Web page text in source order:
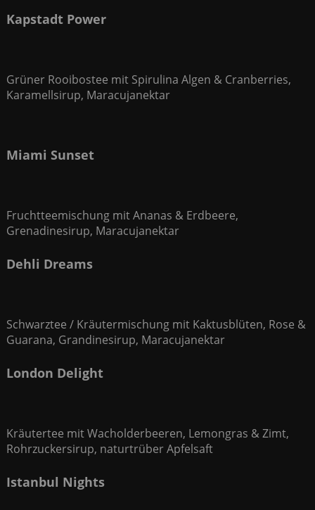
Kapstadt Power
Grüner Rooibostee mit Spirulina Algen & Cranberries,
Karamellsirup, Maracujanektar
Miami Sunset
Fruchtteemischung mit Ananas & Erdbeere,
Grenadinesirup, Maracujanektar
Dehli Dreams
Schwarztee / Kräutermischung mit Kaktusblüten, Rose &
Guarana, Grandinesirup, Maracujanektar
London Delight
Kräutertee mit Wacholderbeeren, Lemongras & Zimt,
Rohrzuckersirup, naturtrüber Apfelsaft
Istanbul Nights